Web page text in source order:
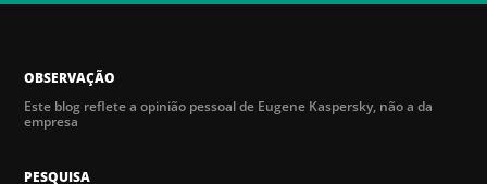
OBSERVAÇÃO
Este blog reflete a opinião pessoal de Eugene Kaspersky, não a da
empresa
PESQUISA